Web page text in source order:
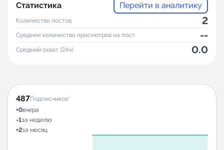
Статистика Перейти в аналитику
Количество постов 2
Среднее количество просмотров на пост --
Средний охват (24ч) 0.0
487Подписчиков*
+0вчера
-1за неделю
+2за месяц